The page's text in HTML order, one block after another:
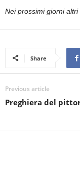
Nei prossimi giorni altri
Share
Previous article
Preghiera del